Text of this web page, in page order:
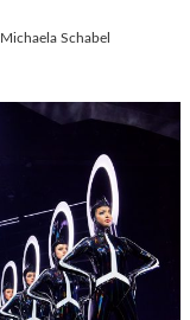
Michaela Schabel